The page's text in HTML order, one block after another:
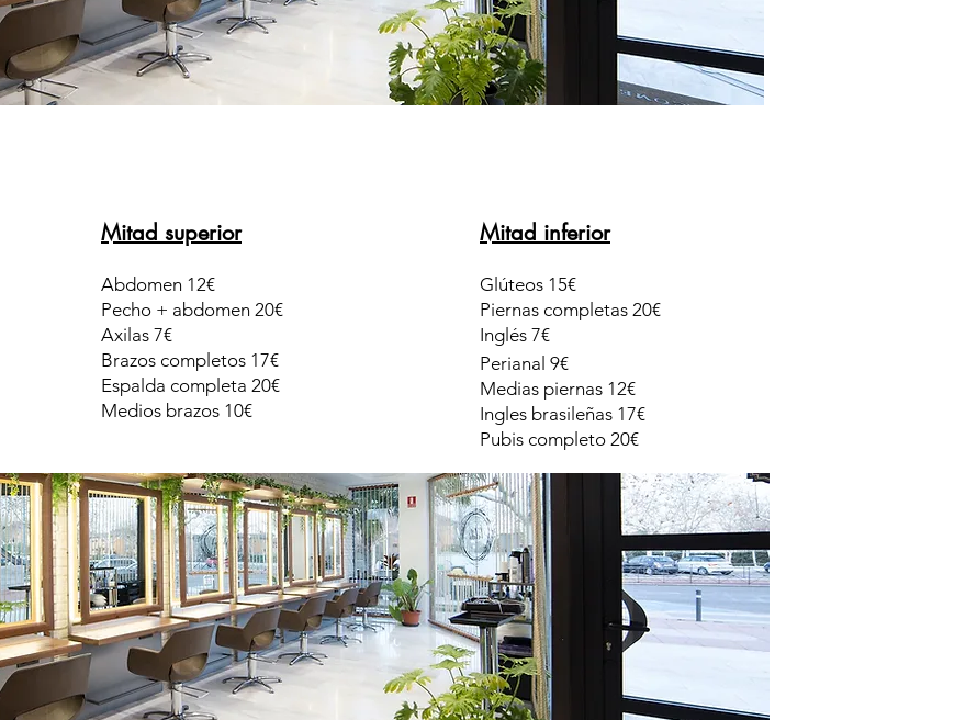
Mitad superior
Abdomen 12€
Pecho + abdomen 20€
Axilas 7€
Brazos completos 17€
Espalda completa 20€
Medios brazos 10€
Mitad inferior
Glúteos 15€
Piernas completas 20€
Inglés 7€
Perianal 9€
Medias piernas 12€
Ingles brasileñas 17€
Pubis completo 20€